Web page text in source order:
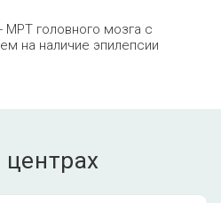
МРТ головного мозга с
на наличие эпилепсии